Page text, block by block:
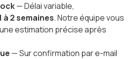
— Délai variable,
à 2 semaines. Notre équipe vous
estimation précise après
— Sur confirmation par e-mail